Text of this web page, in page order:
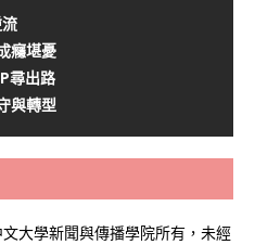
癮堪憂
尋出路
與轉型
大學新聞與傳播學院所有，未經